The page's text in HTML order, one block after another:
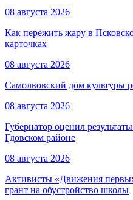
08 августа 2026
Как пережить жару в
карточках
08 августа 2026
Самолвовский дом культуры
08 августа 2026
Губернатор оценил
Гдовском районе
08 августа 2026
Активисты «Движения
грант на обустройство школы